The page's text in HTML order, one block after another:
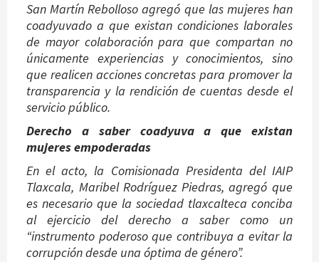
San Martín Rebolloso agregó que las mujeres han
coadyuvado a que existan condiciones laborales
de mayor colaboración para que compartan no
únicamente experiencias y conocimientos, sino
que realicen acciones concretas para promover la
transparencia y la rendición de cuentas desde el
servicio público.
Derecho a saber coadyuva a que existan
mujeres empoderadas
En el acto, la Comisionada Presidenta del IAIP
Tlaxcala, Maribel Rodríguez Piedras, agregó que
es necesario que la sociedad tlaxcalteca conciba
al ejercicio del derecho a saber como un
“instrumento poderoso que contribuya a evitar la
corrupción desde una óptima de género”.